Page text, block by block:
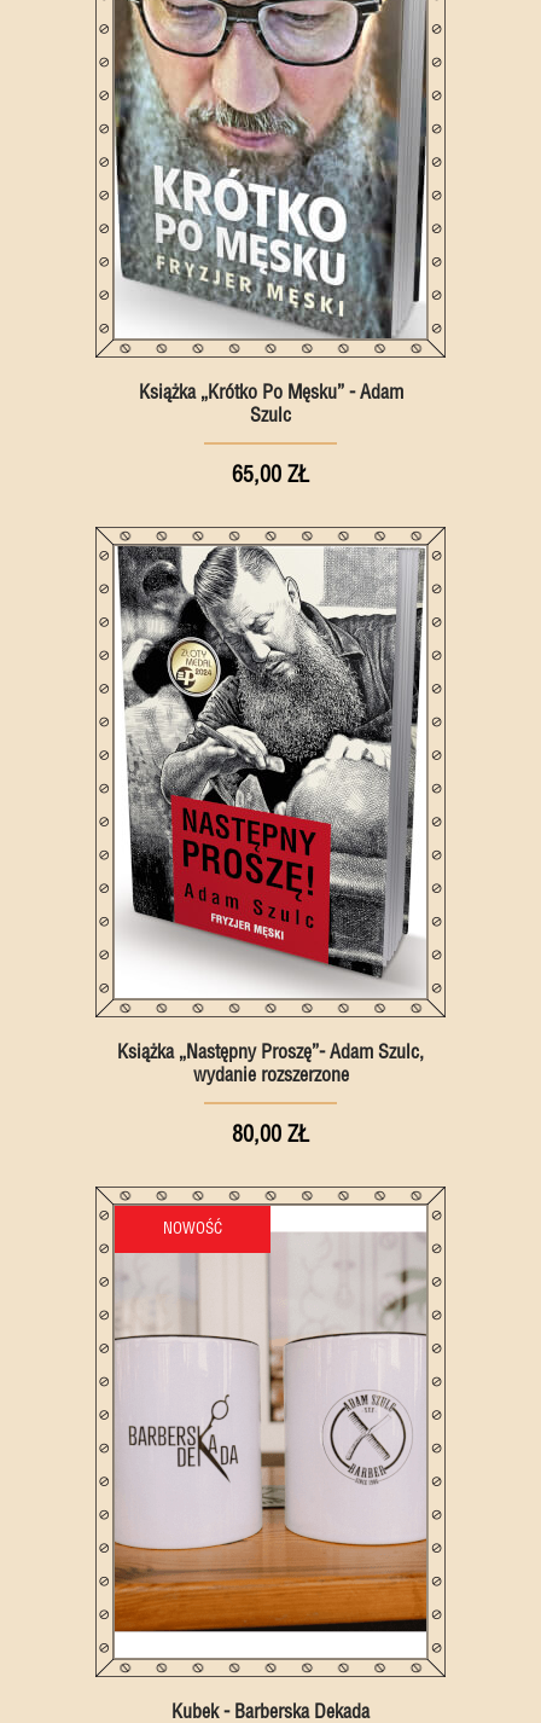
Książka „Krótko Po Męsku” - Adam
Szulc
65,00 ZŁ
Książka „Następny Proszę”- Adam Szulc,
wydanie rozszerzone
80,00 ZŁ
NOWOŚĆ
Kubek - Barberska Dekada